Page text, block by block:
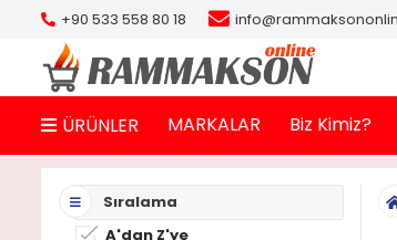
+90 533 558 80 18
ÜRÜNLER MARKALAR Biz Kimiz?
Sıralama
A'dan Z'ye